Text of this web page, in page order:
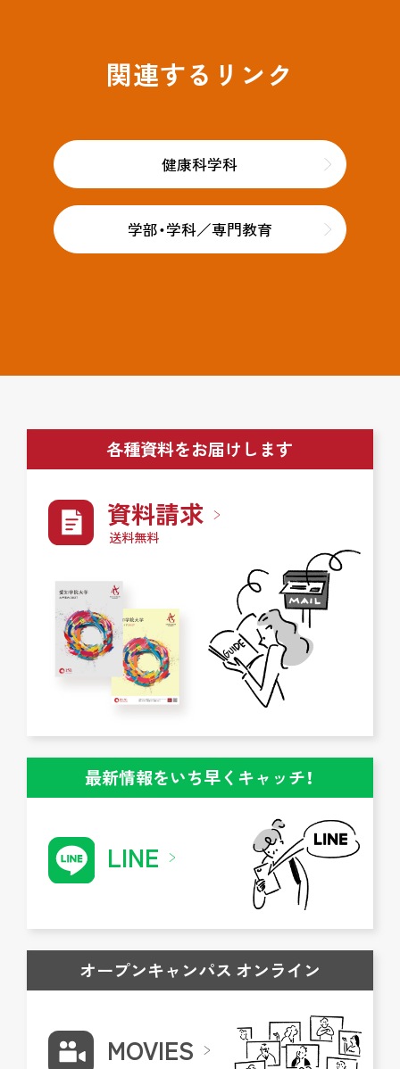
関連するリンク
健康科学科
学部・学科／専門教育
各種資料をお届けします
資料請求
送料無料
最新情報をいち早くキャッチ！
LINE
オープンキャンパス オンライン
MOVIES